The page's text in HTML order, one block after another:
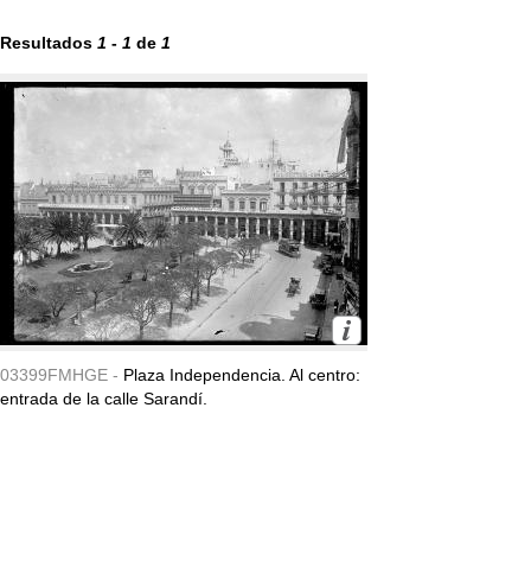
Resultados 1 - 1 de 1
03399FMHGE - Plaza Independencia. Al centro:
entrada de la calle Sarandí.